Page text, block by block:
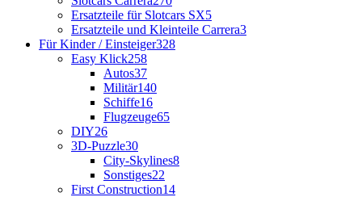
Ersatzteile für Slotcars SX5
Ersatzteile und Kleinteile Carrera3
Für Kinder / Einsteiger328
Easy Klick258
Autos37
Militär140
Schiffe16
Flugzeuge65
DIY26
3D-Puzzle30
City-Skylines8
Sonstiges22
First Construction14